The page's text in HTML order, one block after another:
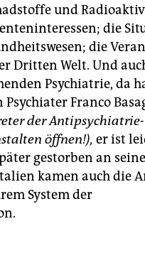
und
die
die
Dritten Welt. Und
Psychiatrie, da
Franco
der Antipsychiatrie-
öffnen!), er ist
gestorben an
kamen auch die
System der